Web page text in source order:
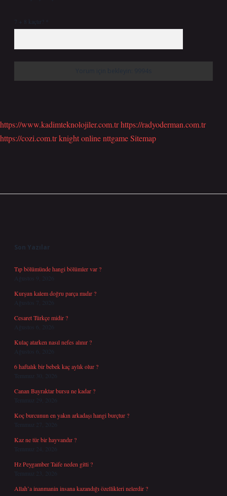
7 + 8 kaçtır?
https://www.kadimteknolojiler.com.trhttps://radyoderman.com.tr
https://cozi.com.trknight onlinenttgameSitemap
Son Yazılar
Tıp bölümünde hangi bölümler var ?
Ağustos 9, 2026
Kurşun kalem doğru parça mıdır ?
Ağustos 7, 2026
Cesaret Türkçe midir ?
Ağustos 6, 2026
Kulaç atarken nasıl nefes alınır ?
Ağustos 6, 2026
6 haftalık bir bebek kaç aylık olur ?
Temmuz 30, 2026
Canan Bayraktar bursu ne kadar ?
Temmuz 29, 2026
Koç burcunun en yakın arkadaşı hangi burçtur ?
Temmuz 27, 2026
Kaz ne tür bir hayvandır ?
Temmuz 24, 2026
Hz Peygamber Taife neden gitti ?
Temmuz 23, 2026
Allah’a inanmanin insana kazandığı özellikleri nelerdir ?